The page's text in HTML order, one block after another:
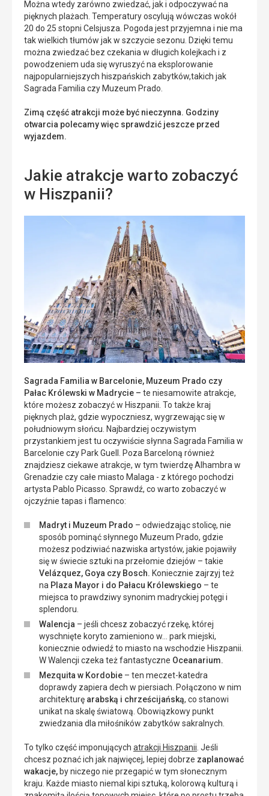
Można wtedy zarówno zwiedzać, jak i odpoczywać na
pięknych plażach. Temperatury oscylują wówczas wokół
20 do 25 stopni Celsjusza. Pogoda jest przyjemna i nie ma
tak wielkich tłumów jak w szczycie sezonu. Dzięki temu
można zwiedzać bez czekania w długich kolejkach i z
powodzeniem uda się wyruszyć na eksplorowanie
najpopularniejszych hiszpańskich zabytków,takich jak
Sagrada Familia czy Muzeum Prado.
Zimą część atrakcji może być nieczynna. Godziny
otwarcia polecamy więc sprawdzić jeszcze przed
wyjazdem.
Jakie atrakcje warto zobaczyć
w Hiszpanii?
Sagrada Familia w Barcelonie, Muzeum Prado czy
Pałac Królewski w Madrycie – te niesamowite atrakcje,
które możesz zobaczyć w Hiszpanii. To także kraj
pięknych plaż, gdzie wypoczniesz, wygrzewając się w
południowym słońcu. Najbardziej oczywistym
przystankiem jest tu oczywiście słynna Sagrada Familia w
Barcelonie czy Park Guell. Poza Barceloną również
znajdziesz ciekawe atrakcje, w tym twierdzę Alhambra w
Grenadzie czy całe miasto Malaga - z którego pochodzi
artysta Pablo Picasso. Sprawdź, co warto zobaczyć w
ojczyźnie tapas i flamenco:
Madryt i Muzeum Prado – odwiedzając stolicę, nie
sposób pominąć słynnego Muzeum Prado, gdzie
możesz podziwiać nazwiska artystów, jakie pojawiły
się w świecie sztuki na przełomie dziejów – takie
Velázquez, Goya czy Bosch. Koniecznie zajrzyj też
na Plaza Mayor i do Pałacu Królewskiego – te
miejsca to prawdziwy synonim madryckiej potęgi i
splendoru.
Walencja – jeśli chcesz zobaczyć rzekę, której
wyschnięte koryto zamieniono w… park miejski,
koniecznie odwiedź to miasto na wschodzie Hiszpanii.
W Walencji czeka też fantastyczne Oceanarium.
Mezquitaw Kordobie – ten meczet-katedra
doprawdy zapiera dech w piersiach. Połączono w nim
architekturę arabską i chrześcijańską, co stanowi
unikat na skalę światową. Obowiązkowy punkt
zwiedzania dla miłośników zabytków sakralnych.
To tylko część imponujących atrakcji Hiszpanii. Jeśli
chcesz poznać ich jak najwięcej, lepiej dobrze zaplanować
wakacje, by niczego nie przegapić w tym słonecznym
kraju. Każde miasto niemal kipi sztuką, kolorową kulturą i